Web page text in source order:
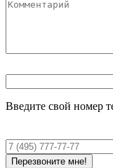
Введите свой номер